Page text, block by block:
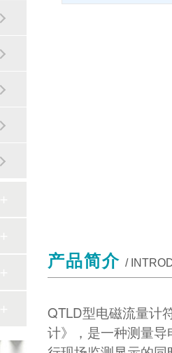
产品简介 /
QTLD型电磁流量计
计》，是一种测量